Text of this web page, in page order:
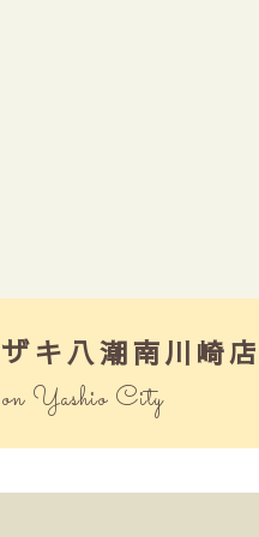
キ八潮南川崎
Yashio City